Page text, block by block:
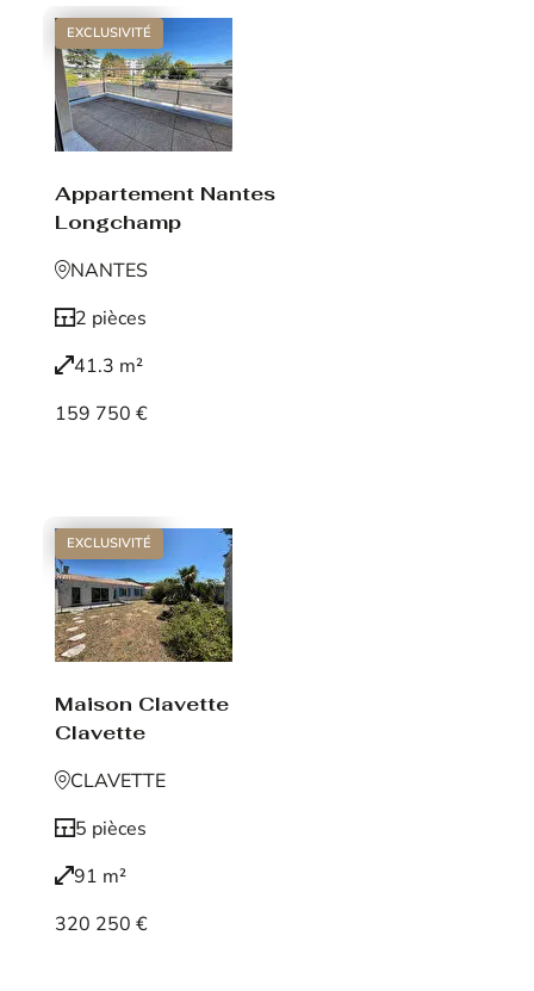
EXCLUSIVITÉ
Appartement Nantes
Longchamp
NANTES
2 pièces
41.3 m²
159 750 €
EXCLUSIVITÉ
Maison Clavette
Clavette
CLAVETTE
5 pièces
91 m²
320 250 €